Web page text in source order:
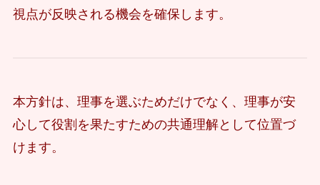
視点が反映される機会を確保します。
本方針は、理事を選ぶためだけでなく、理事が安
心して役割を果たすための共通理解として位置づ
けます。